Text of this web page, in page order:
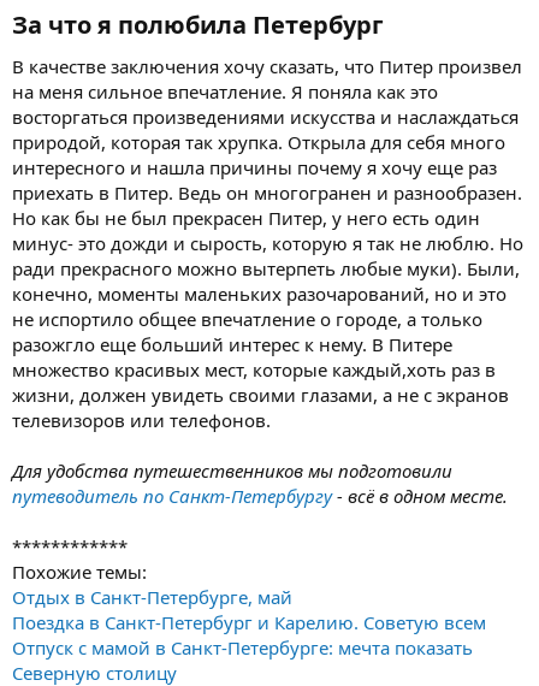
За что я полюбила Петербург​
В качестве заключения хочу сказать, что Питер произвел
на меня сильное впечатление. Я поняла как это
восторгаться произведениями искусства и наслаждаться
природой, которая так хрупка. Открыла для себя много
интересного и нашла причины почему я хочу еще раз
приехать в Питер. Ведь он многогранен и разнообразен.
Но как бы не был прекрасен Питер, у него есть один
минус- это дожди и сырость, которую я так не люблю. Но
ради прекрасного можно вытерпеть любые муки). Были,
конечно, моменты маленьких разочарований, но и это
не испортило общее впечатление о городе, а только
разожгло еще больший интерес к нему. В Питере
множество красивых мест, которые каждый,хоть раз в
жизни, должен увидеть своими глазами, а не с экранов
телевизоров или телефонов.
Для удобства путешественников мы подготовили
путеводитель по Санкт-Петербургу- всё в одном месте.
************
Похожие темы:
Отдых в Санкт-Петербурге, май
Поездка в Санкт-Петербург и Карелию. Советую всем
Отпуск с мамой в Санкт-Петербурге: мечта показать
Северную столицу